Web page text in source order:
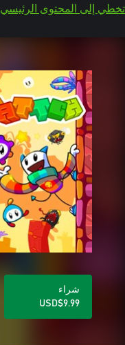
تخطي إلى المحتوى الرئيسي
شراء
USD$9.99